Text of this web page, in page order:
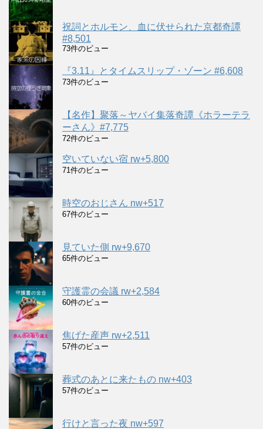
祝詞とホルモン、血に伏せられた京都奇譚
#8,501
73件のビュー
『3.11』とタイムスリップ・ゾーン #6,608
73件のビュー
【名作】聚落～ヤバイ集落奇譚《ホラーテラ
ーさん》#7,775
72件のビュー
空いていない宿 rw+5,800
71件のビュー
時空のおじさん nw+517
67件のビュー
見ていた側 rw+9,670
65件のビュー
守護霊の会議 rw+2,584
60件のビュー
焦げた産声 rw+2,511
57件のビュー
葬式のあとに来たもの nw+403
57件のビュー
行けと言った夜 nw+597